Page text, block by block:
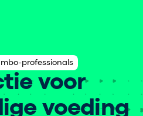
professionals
voor
voeding